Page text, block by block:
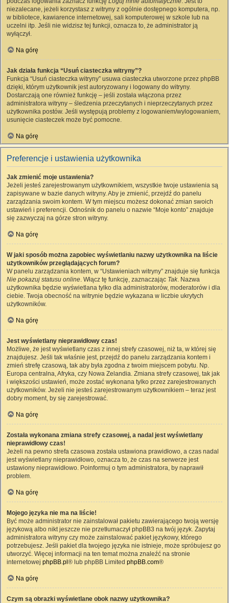
niezalecane, jeżeli korzystasz z witryny z ogólnie dostępnego komputera, np.
w bibliotece, kawiarence internetowej, sali komputerowej w szkole lub na
uczelni itp. Jeśli nie widzisz tej funkcji, oznacza to, że administrator ją
wyłączył.
Na górę
Jak działa funkcja “Usuń ciasteczka witryny”?
Funkcja “Usuń ciasteczka witryny” usuwa ciasteczka utworzone przez phpBB
dzięki, którym użytkownik jest autoryzowany i logowany do witryny.
Dostarczają one również funkcję – jeśli została włączona przez
administratora witryny – śledzenia przeczytanych i nieprzeczytanych przez
użytkownika postów. Jeśli występują problemy z logowaniem/wylogowaniem,
usunięcie ciasteczek może być pomocne.
Na górę
Preferencje i ustawienia użytkownika
Jak zmienić moje ustawienia?
Jeżeli jesteś zarejestrowanym użytkownikiem, wszystkie twoje ustawienia są
zapisywane w bazie danych witryny. Aby je zmienić, przejdź do panelu
zarządzania swoim kontem. W tym miejscu możesz dokonać zmian swoich
ustawień i preferencji. Odnośnik do panelu o nazwie “Moje konto” znajduje
się zazwyczaj na górze stron witryny.
Na górę
W jaki sposób można zapobiec wyświetlaniu nazwy użytkownika na liście
użytkowników przeglądających forum?
W panelu zarządzania kontem, w “Ustawieniach witryny” znajduje się funkcja
Nie pokazuj statusu online. Włącz tę funkcję, zaznaczając Tak. Nazwa
użytkownika będzie wyświetlana tylko dla administratorów, moderatorów i dla
ciebie. Twoja obecność na witrynie będzie wykazana w liczbie ukrytych
użytkowników.
Na górę
Jest wyświetlany nieprawidłowy czas!
Możliwe, że jest wyświetlany czas z innej strefy czasowej, niż ta, w której się
znajdujesz. Jeśli tak właśnie jest, przejdź do panelu zarządzania kontem i
zmień strefę czasową, tak aby była zgodna z twoim miejscem pobytu. Np.
Europa centralna, Afryka, czy Nowa Zelandia. Zmiana strefy czasowej, tak jak
i większości ustawień, może zostać wykonana tylko przez zarejestrowanych
użytkowników. Jeżeli nie jesteś zarejestrowanym użytkownikiem – teraz jest
dobry moment, by się zarejestrować.
Na górę
Została wykonana zmiana strefy czasowej, a nadal jest wyświetlany
nieprawidłowy czas!
Jeżeli na pewno strefa czasowa została ustawiona prawidłowo, a czas nadal
jest wyświetlany nieprawidłowo, oznacza to, że czas na serwerze jest
ustawiony nieprawidłowo. Poinformuj o tym administratora, by naprawił
problem.
Na górę
Mojego języka nie ma na liście!
Być może administrator nie zainstalował pakietu zawierającego twoją wersję
językową albo nikt jeszcze nie przetłumaczył phpBB3 na twój język. Zapytaj
administratora witryny czy może zainstalować pakiet językowy, którego
potrzebujesz. Jeśli pakiet dla twojego języka nie istnieje, może spróbujesz go
utworzyć. Więcej informacji na ten temat można znaleźć na stronie
internetowej phpBB.pl ® lub phpBB Limited phpBB.com®
Na górę
Czym są obrazki wyświetlane obok nazwy użytkownika?